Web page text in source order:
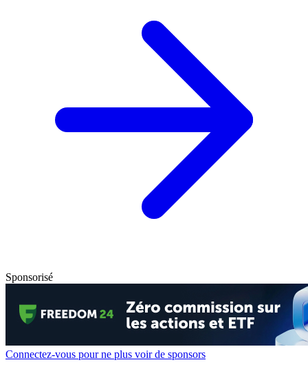
Sponsorisé
Connectez-vous pour ne plus voir de sponsors